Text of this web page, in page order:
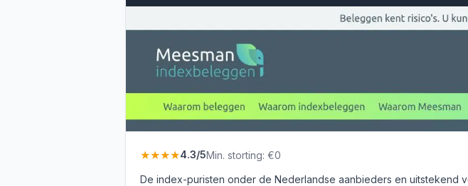
★★★★4.3/5Min. storting: €0
De index-puristen onder de Nederlandse aanbieders en uitstekend